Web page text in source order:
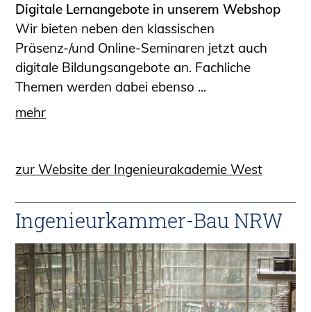
Digitale Lernangebote in unserem Webshop
Wir bieten neben den klassischen
Präsenz-/und Online-Seminaren jetzt auch
digitale Bildungsangebote an. Fachliche
Themen werden dabei ebenso ...
mehr
zur Website der Ingenieurakademie West
Ingenieurkammer-Bau NRW